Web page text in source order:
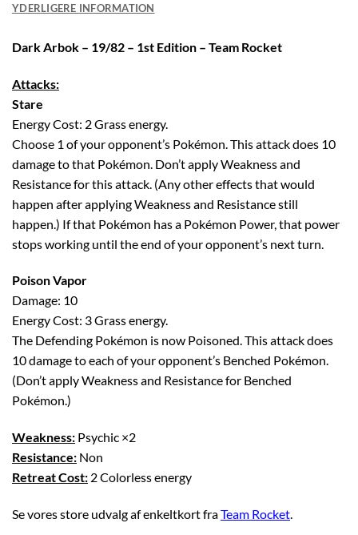
YDERLIGERE INFORMATION
Dark Arbok – 19/82 – 1st Edition – Team Rocket
Attacks:
Stare
Energy Cost: 2 Grass energy.
Choose 1 of your opponent’s Pokémon. This attack does 10
damage to that Pokémon. Don’t apply Weakness and
Resistance for this attack. (Any other effects that would
happen after applying Weakness and Resistance still
happen.) If that Pokémon has a Pokémon Power, that power
stops working until the end of your opponent’s next turn.
Poison Vapor
Damage: 10
Energy Cost: 3 Grass energy.
The Defending Pokémon is now Poisoned. This attack does
10 damage to each of your opponent’s Benched Pokémon.
(Don’t apply Weakness and Resistance for Benched
Pokémon.)
Weakness: Psychic ×2
Resistance: Non
Retreat Cost: 2 Colorless energy
Se vores store udvalg af enkeltkort fraTeam Rocket.